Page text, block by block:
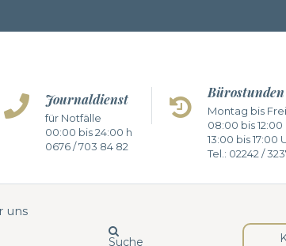
Journaldienst
für Notfälle
00:00 bis 24:00 h
0676 / 703 84 82
Bürostunden
Montag bis
08:00 bis 12:00
13:00 bis 17:00
Tel.: 02242 /
uns